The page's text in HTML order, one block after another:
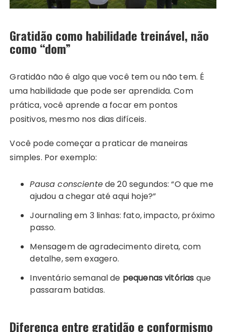
Gratidão como habilidade treinável, não
como “dom”
Gratidão não é algo que você tem ou não tem. É
uma habilidade que pode ser aprendida. Com
prática, você aprende a focar em pontos
positivos, mesmo nos dias difíceis.
Você pode começar a praticar de maneiras
simples. Por exemplo:
Pausa conscientede 20 segundos: “O que me
ajudou a chegar até aqui hoje?”
Journaling em 3 linhas: fato, impacto, próximo
passo.
Mensagem de agradecimento direta, com
detalhe, sem exagero.
Inventário semanal de pequenas vitórias que
passaram batidas.
Diferença entre gratidão e conformismo